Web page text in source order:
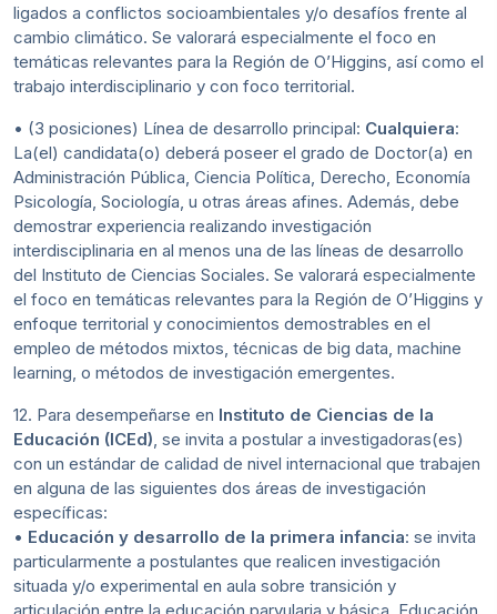
ligados a conflictos socioambientales y/o desafíos frente al
cambio climático. Se valorará especialmente el foco en
temáticas relevantes para la Región de O’Higgins, así como el
trabajo interdisciplinario y con foco territorial.
• (3 posiciones) Línea de desarrollo principal: Cualquiera:
La(el) candidata(o) deberá poseer el grado de Doctor(a) en
Administración Pública, Ciencia Política, Derecho, Economía
Psicología, Sociología, u otras áreas afines. Además, debe
demostrar experiencia realizando investigación
interdisciplinaria en al menos una de las líneas de desarrollo
del Instituto de Ciencias Sociales. Se valorará especialmente
el foco en temáticas relevantes para la Región de O’Higgins y
enfoque territorial y conocimientos demostrables en el
empleo de métodos mixtos, técnicas de big data, machine
learning, o métodos de investigación emergentes.
12. Para desempeñarse en Instituto de Ciencias de la
Educación (ICEd) , se invita a postular a investigadoras(es)
con un estándar de calidad de nivel internacional que trabajen
en alguna de las siguientes dos áreas de investigación
específicas:
• Educación y desarrollo de la primera infancia: se invita
particularmente a postulantes que realicen investigación
situada y/o experimental en aula sobre transición y